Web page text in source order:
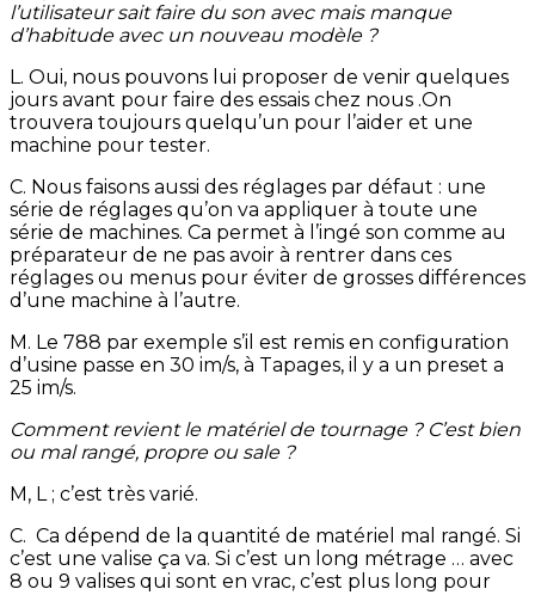
l’utilisateur sait faire du son avec mais manque
d’habitude avec un nouveau modèle ?
L. Oui, nous pouvons lui proposer de venir quelques
jours avant pour faire des essais chez nous .On
trouvera toujours quelqu’un pour l’aider et une
machine pour tester.
C. Nous faisons aussi des réglages par défaut : une
série de réglages qu’on va appliquer à toute une
série de machines. Ca permet à l’ingé son comme au
préparateur de ne pas avoir à rentrer dans ces
réglages ou menus pour éviter de grosses différences
d’une machine à l’autre.
M. Le 788 par exemple s’il est remis en configuration
d’usine passe en 30 im/s, à Tapages, il y a un preset a
25 im/s.
Comment revient le matériel de tournage ? C’est bien
ou mal rangé, propre ou sale ?
M, L ; c’est très varié.
C. Ca dépend de la quantité de matériel mal rangé. Si
c’est une valise ça va. Si c’est un long métrage … avec
8 ou 9 valises qui sont en vrac, c’est plus long pour